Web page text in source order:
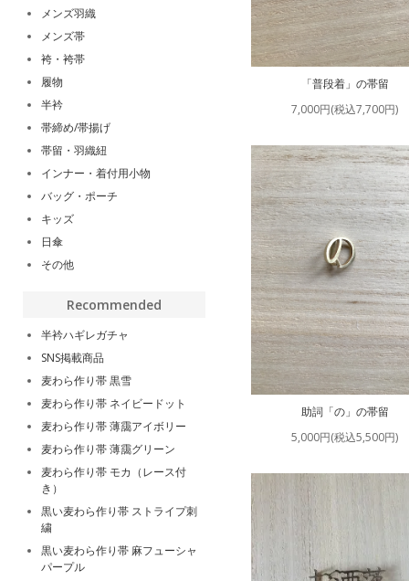
「普段着」の帯留
7,000円(税込7,700円)
助詞「の」の帯留
5,000円(税込5,500円)
メンズ羽織
メンズ帯
袴・袴帯
履物
半衿
帯締め/帯揚げ
帯留・羽織紐
インナー・着付用小物
バッグ・ポーチ
キッズ
日傘
その他
Recommended
半衿ハギレガチャ
SNS掲載商品
麦わら作り帯 黒雪
麦わら作り帯 ネイビードット
麦わら作り帯 薄靄アイボリー
麦わら作り帯 薄靄グリーン
麦わら作り帯 モカ（レース付
き）
黒い麦わら作り帯 ストライプ刺
繍
黒い麦わら作り帯 麻フューシャ
パープル